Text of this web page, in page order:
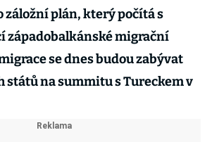
záložní plán, který počítá s
západobalkánské migrační
se dnes budou zabývat
na summitu s Tureckem v